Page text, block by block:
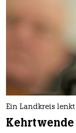
verlag
veranstaltungen
Ein Landkreis
Kehrtwende